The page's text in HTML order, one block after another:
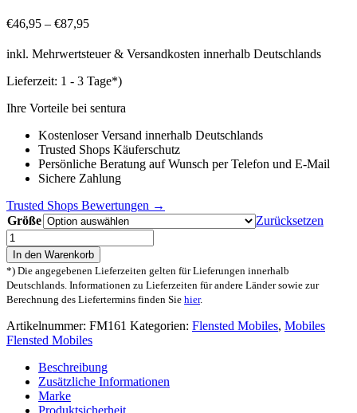
€46,95 – €87,95
inkl. Mehrwertsteuer & Versandkosten innerhalb Deutschlands
Lieferzeit: 1 - 3 Tage*)
Ihre Vorteile bei sentura
Kostenloser Versand innerhalb Deutschlands
Trusted Shops Käuferschutz
Persönliche Beratung auf Wunsch per Telefon und E-Mail
Sichere Zahlung
Trusted Shops Bewertungen →
Größe
Zurücksetzen
Flensted
Mobiles
Air
Flow
Mobile
Menge
In den Warenkorb
*) Die angegebenen Lieferzeiten gelten für Lieferungen innerhalb
Deutschlands. Informationen zu Lieferzeiten für andere Länder sowie zur
Berechnung des Liefertermins finden Sie hier.
Artikelnummer: FM161 Kategorien: Flensted Mobiles, Mobiles
Flensted Mobiles
Beschreibung
Zusätzliche Informationen
Marke
Produktsicherheit